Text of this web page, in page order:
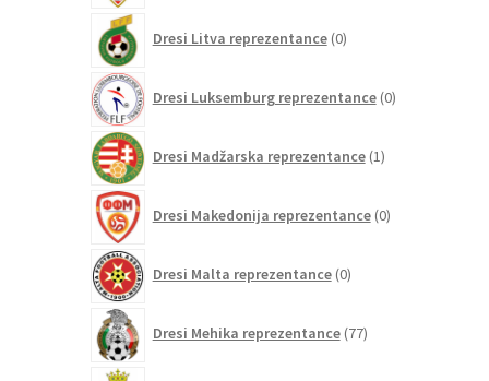
Dresi Litva reprezentance 0izdelkov
Dresi Luksemburg reprezentance 0izdelkov
Dresi Madžarska reprezentance 1izdelek
Dresi Makedonija reprezentance 0izdelkov
Dresi Malta reprezentance 0izdelkov
Dresi Mehika reprezentance 77izdelkov